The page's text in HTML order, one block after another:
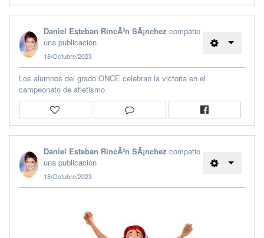
Daniel Esteban RincÃ³n SÃ¡nchez compatio
una publicación
18/Octubre/2023
Los alumnos del grado ONCE celebran la victoria en el
campeonato de atletismo
Daniel Esteban RincÃ³n SÃ¡nchez compatio
una publicación
18/Octubre/2023